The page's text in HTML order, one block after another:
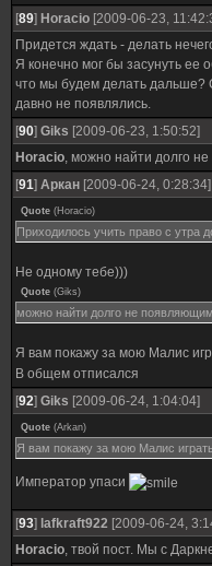
[89] Horacio [2009-06-23,
Придется ждать - делать
Я конечно мог бы засунуть ее
что мы будем делать дальше?
давно не появлялись.
[90] Giks [2009-06-23, 1:50:52]
Horacio, можно найти долго
[91] Аркан [2009-06-24, 0:28:34]
Quote (Horacio)
Приходилось учить право с утра
Не одному тебе)))
Quote (Giks)
можно найти долго не
Я вам покажу за мою Малис
В общем отписался
[92] Giks [2009-06-24, 1:04:04]
Quote (Arkan)
Я вам покажу за мою Малис играть
Император упаси
[93] lafkraft922 [2009-06-24,
Horacio, твой пост. Мы с